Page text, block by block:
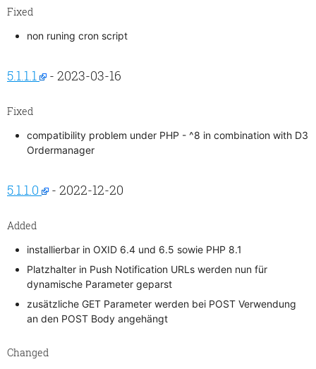
Fixed
non runing cron script
5.1.1.1 - 2023-03-16
Fixed
compatibility problem under PHP - ^8 in combination with D3
Ordermanager
5.1.1.0 - 2022-12-20
Added
installierbar in OXID 6.4 und 6.5 sowie PHP 8.1
Platzhalter in Push Notification URLs werden nun für
dynamische Parameter geparst
zusätzliche GET Parameter werden bei POST Verwendung
an den POST Body angehängt
Changed